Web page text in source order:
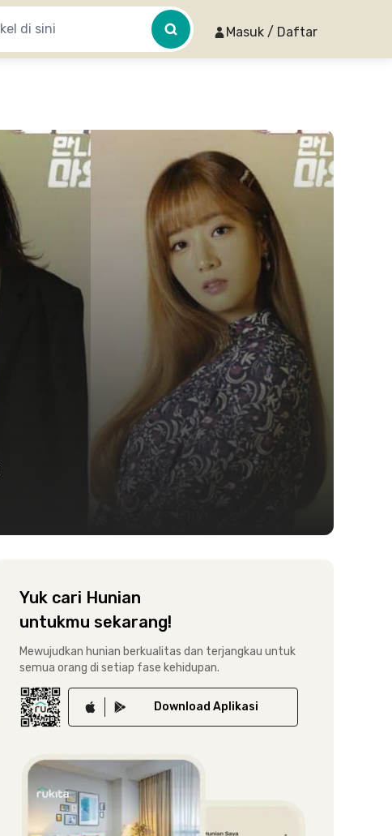
Masuk / Daftar
Yuk cari Hunian
untukmu sekarang!
Mewujudkan hunian berkualitas dan terjangkau untuk
semua orang di setiap fase kehidupan.
Download Aplikasi